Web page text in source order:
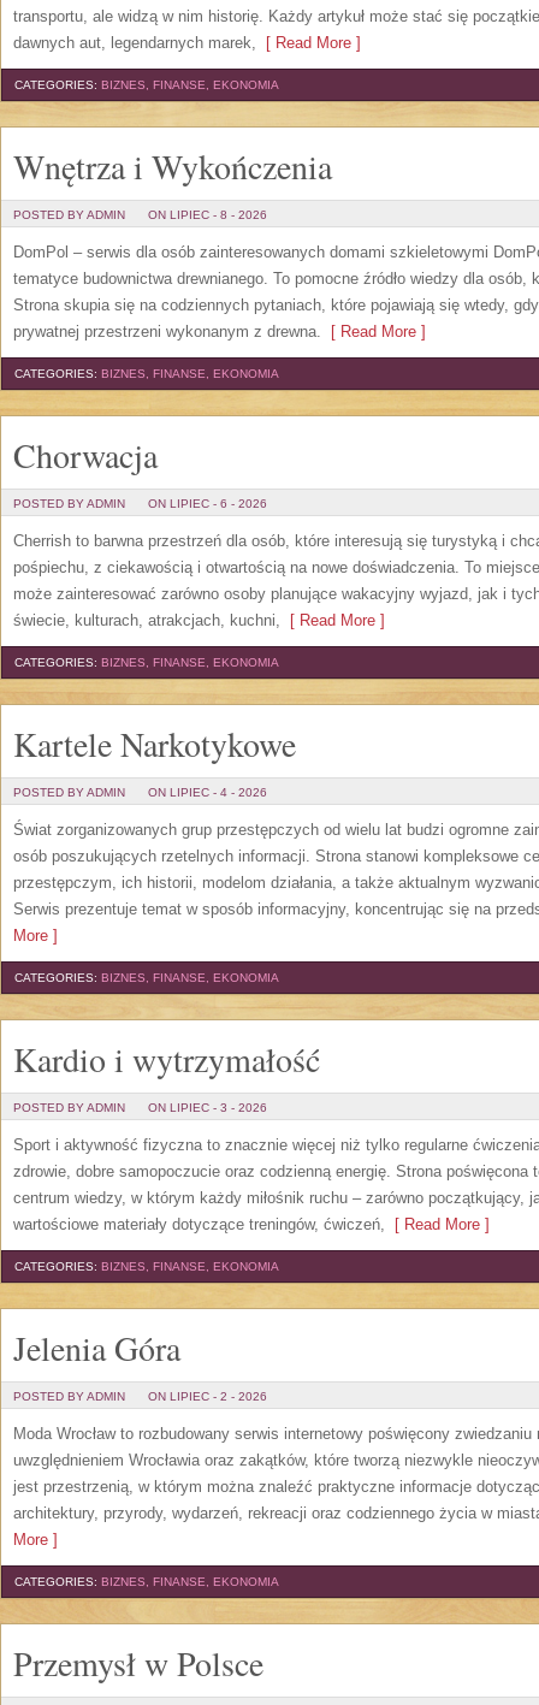
transportu, ale widzą w nim historię. Każdy artykuł może stać się
dawnych aut, legendarnych marek, [ Read More ]
CATEGORIES: BIZNES, FINANSE, EKONOMIA
Wnętrza i Wykończenia
POSTED BY ADMIN ON LIPIEC - 8 - 2026
DomPol – serwis dla osób zainteresowanych domami szkieletowymi
tematyce budownictwa drewnianego. To pomocne źródło wiedzy dla
Strona skupia się na codziennych pytaniach, które pojawiają się wtedy,
prywatnej przestrzeni wykonanym z drewna. [ Read More ]
CATEGORIES: BIZNES, FINANSE, EKONOMIA
Chorwacja
POSTED BY ADMIN ON LIPIEC - 6 - 2026
Cherrish to barwna przestrzeń dla osób, które interesują się turystyką i
pośpiechu, z ciekawością i otwartością na nowe doświadczenia. To
może zainteresować zarówno osoby planujące wakacyjny wyjazd, jak i
świecie, kulturach, atrakcjach, kuchni, [ Read More ]
CATEGORIES: BIZNES, FINANSE, EKONOMIA
Kartele Narkotykowe
POSTED BY ADMIN ON LIPIEC - 4 - 2026
Świat zorganizowanych grup przestępczych od wielu lat budzi ogromne
osób poszukujących rzetelnych informacji. Strona stanowi kompleksowe
przestępczym, ich historii, modelom działania, a także aktualnym
Serwis prezentuje temat w sposób informacyjny, koncentrując się na
More ]
CATEGORIES: BIZNES, FINANSE, EKONOMIA
Kardio i wytrzymałość
POSTED BY ADMIN ON LIPIEC - 3 - 2026
Sport i aktywność fizyczna to znacznie więcej niż tylko regularne
zdrowie, dobre samopoczucie oraz codzienną energię. Strona poświęcona
centrum wiedzy, w którym każdy miłośnik ruchu – zarówno początkujący,
wartościowe materiały dotyczące treningów, ćwiczeń, [ Read More ]
CATEGORIES: BIZNES, FINANSE, EKONOMIA
Jelenia Góra
POSTED BY ADMIN ON LIPIEC - 2 - 2026
Moda Wrocław to rozbudowany serwis internetowy poświęcony
uwzględnieniem Wrocławia oraz zakątków, które tworzą niezwykle
jest przestrzenią, w którym można znaleźć praktyczne informacje
architektury, przyrody, wydarzeń, rekreacji oraz codziennego życia w
More ]
CATEGORIES: BIZNES, FINANSE, EKONOMIA
Przemysł w Polsce